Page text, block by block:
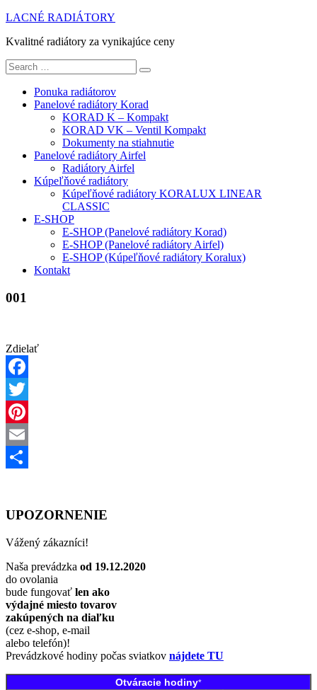
Skip
content
LACNÉ RADIÁTORY
Kvalitné radiátory za vynikajúce ceny
Search
for:
Ponuka radiátorov
Panelové radiátory Korad
KORAD K – Kompakt
KORAD VK – Ventil Kompakt
Dokumenty na stiahnutie
Panelové radiátory Airfel
Radiátory Airfel
Kúpeľňové radiátory
Kúpeľňové radiátory KORALUX LINEAR
CLASSIC
E-SHOP
E-SHOP (Panelové radiátory Korad)
E-SHOP (Panelové radiátory Airfel)
E-SHOP (Kúpeľňové radiátory Koralux)
Kontakt
001
Zdielať
Facebook
Twitter
Pinterest
Email
UPOZORNENIE
Vážený zákazníci!
Naša prevádzka od 19.12.2020
do ovolania
bude fungovať len ako
výdajné miesto tovarov
zakúpených na diaľku
(cez e-shop, e-mail
alebo telefón)!
Prevádzkové hodiny počas sviatkov nájdete TU
Otváracie hodiny*